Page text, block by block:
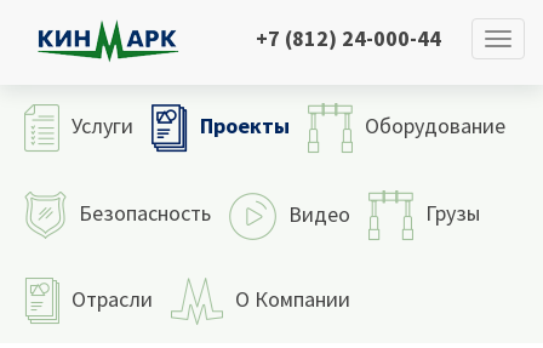
+7 (812) 24-000-44
Услуги Проекты Оборудование
Безопасность Видео Грузы
Отрасли О Компании